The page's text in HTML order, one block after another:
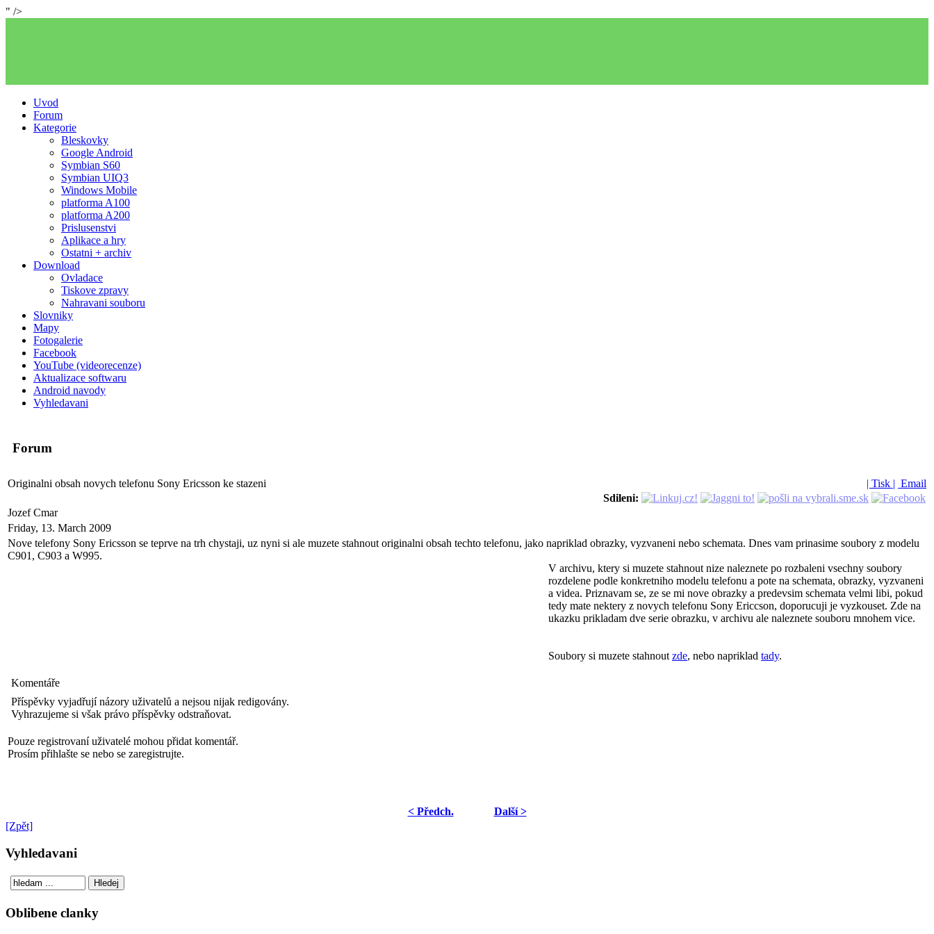
" />
Uvod
Forum
Kategorie
Bleskovky
Google Android
Symbian S60
Symbian UIQ3
Windows Mobile
platforma A100
platforma A200
Prislusenstvi
Aplikace a hry
Ostatni + archiv
Download
Ovladace
Tiskove zpravy
Nahravani souboru
Slovniky
Mapy
Fotogalerie
Facebook
YouTube (videorecenze)
Aktualizace softwaru
Android navody
Vyhledavani
Forum
Originalni obsah novych telefonu Sony Ericsson ke stazeni | Tisk | Email
Sdileni:
Jozef Cmar
Friday, 13. March 2009
Nove telefony Sony Ericsson se teprve na trh chystaji, uz nyni si ale muzete stahnout originalni obsah techto telefonu, jako napriklad obrazky, vyzvaneni nebo schemata. Dnes vam prinasime soubory z modelu
C901, C903 a W995.
V archivu, ktery si muzete stahnout nize naleznete po rozbaleni vsechny soubory
rozdelene podle konkretniho modelu telefonu a pote na schemata, obrazky, vyzvaneni
a videa. Priznavam se, ze se mi nove obrazky a predevsim schemata velmi libi, pokud
tedy mate nektery z novych telefonu Sony Ericcson, doporucuji je vyzkouset. Zde na
ukazku prikladam dve serie obrazku, v archivu ale naleznete souboru mnohem vice.
Soubory si muzete stahnout zde, nebo napriklad tady.
Komentáře
Příspěvky vyjadřují názory uživatelů a nejsou nijak redigovány.
Vyhrazujeme si však právo příspěvky odstraňovat.
Pouze registrovaní uživatelé mohou přidat komentář.
Prosím přihlašte se nebo se zaregistrujte.
< Předch.
Další >
[Zpět]
Vyhledavani
Oblibene clanky